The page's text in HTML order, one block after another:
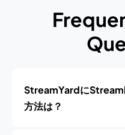
StreamYardに
方法は？